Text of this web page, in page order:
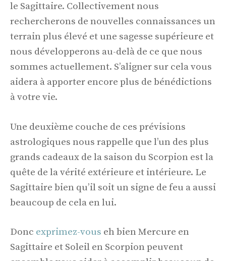
le Sagittaire. Collectivement nous
rechercherons de nouvelles connaissances un
terrain plus élevé et une sagesse supérieure et
nous développerons au-delà de ce que nous
sommes actuellement. S’aligner sur cela vous
aidera à apporter encore plus de bénédictions
à votre vie.
Une deuxième couche de ces prévisions
astrologiques nous rappelle que l’un des plus
grands cadeaux de la saison du Scorpion est la
quête de la vérité extérieure et intérieure. Le
Sagittaire bien qu’il soit un signe de feu a aussi
beaucoup de cela en lui.
Donc exprimez-vous eh bien Mercure en
Sagittaire et Soleil en Scorpion peuvent